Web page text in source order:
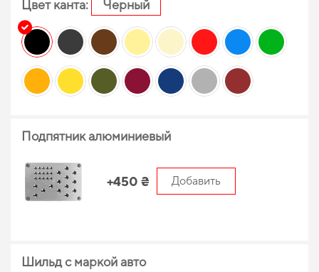
Цвет канта: Черный
Подпятник алюминиевый
+450 ₴ Добавить
Шильд с маркой авто